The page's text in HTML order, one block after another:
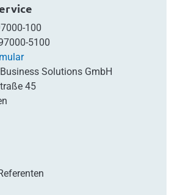
100
5100
Solutions GmbH
45